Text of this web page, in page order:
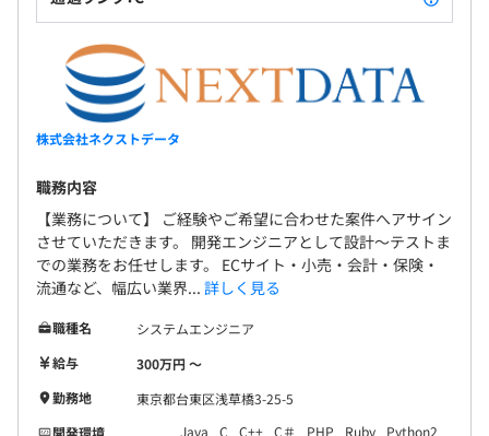
株式会社ネクストデータ
職務内容
【業務について】 ご経験やご希望に合わせた案件へアサイン
させていただきます。 開発エンジニアとして設計～テストま
での業務をお任せします。 ECサイト・小売・会計・保険・
流通など、幅広い業界... 詳しく見る
職種名
システムエンジニア
給与
300万円 〜
勤務地
東京都台東区浅草橋3-25-5
開発環境
Java C C++ C＃ PHP Ruby
Python2